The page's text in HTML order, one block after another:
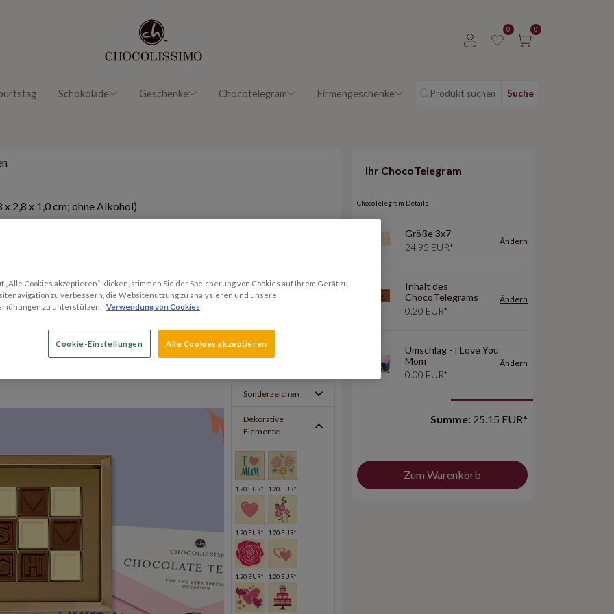
0 0
Schokolade Geschenke Chocotelegram Firmengeschenke Produkt suchen Suche
2,8 x 1,0 cm; ohne Alkohol)
Preis: 17.99 EUR*
3x7
Preis: 27.99 EUR*
Preis: 13.95 EUR*
Preis: 19.99 EUR*
Preis: 24.95 EUR*
4x8
Preis: 27.99 EUR*
Sonderzeichen
Dekorative
Elemente
1.20 EUR* 1.20 EUR*
1.20 EUR* 1.20 EUR*
1.20 EUR* 1.20 EUR*
Ihr ChocoTelegram
ChocoTelegram Details
Größe 3x7
24.95 EUR*
Ändern
Inhalt des
ChocoTelegrams
0.20 EUR*
Ändern
Umschlag - I Love You
Mom
0.00 EUR*
Ändern
Summe: 25.15 EUR*
Zum Warenkorb
„Alle Cookies akzeptieren“ klicken, stimmen Sie der Speicherung von Cookies auf Ihrem Gerät zu,
zu verbessern, die Websitenutzung zu analysieren und unsere
zu unterstützen.
Verwendung von Cookies
Cookie-Einstellungen Alle Cookies akzeptieren